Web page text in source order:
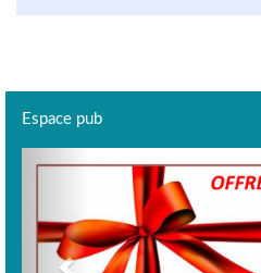
Espace pub